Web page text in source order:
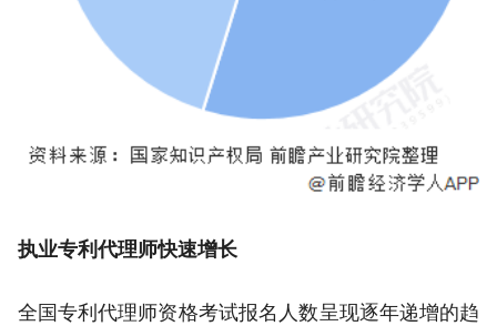
执业专利代理师快速增长
全国专利代理师资格考试报名人数呈现逐年递增的趋